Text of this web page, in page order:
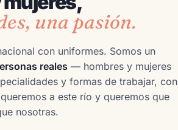
una pasión.
con uniformes. Somos un
reales — hombres y mujeres
y formas de trabajar, con
a este río y queremos que
nosotras.